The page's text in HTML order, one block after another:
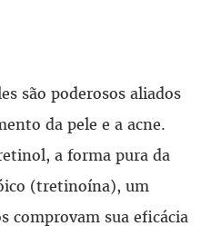
são poderosos aliados
da pele e a acne.
a forma pura da
(tretinoína), um
comprovam sua eficácia